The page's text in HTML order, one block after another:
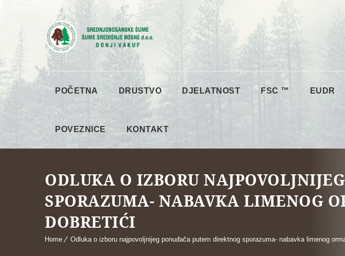
POČETNA DRUSTVO DJELATNOST FSC ™ EUDR
POVEZNICE KONTAKT
ODLUKA O IZBORU
SPORAZUMA- NABAVKA LIMENOG
DOBRETIĆI
Home Odluka o izboru najpovoljnijeg ponuđača putem direktnog sporazuma- nabavka limenog